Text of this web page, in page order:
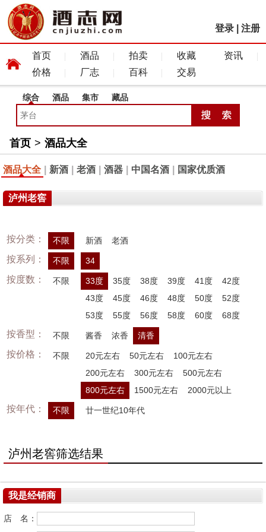
登录 注册
首页 酒品 拍卖 收藏
资讯
价格
厂志 百科 交易
综合 酒品 集市 藏品
首页 > 酒品大全
酒品大全 新酒 老酒 酒器 中国名酒 国家优质酒
泸州老窖
按分类： 不限 新酒 老酒
按系列： 不限 34
按度数： 不限 33度 35度 38度 39度 41度
42度
43度
45度 46度 48度 50度
52度
53度
55度 56度 58度 60度 68度
按香型： 不限 酱香 浓香 清香
按价格： 不限 20元左右 50元左右
100元左右
200元左右
300元左右
500元左右
800元左右
1500元左右 2000元以上
按年代： 不限 廿一世纪10年代
泸州老窖筛选结果
我是经销商
店 名：